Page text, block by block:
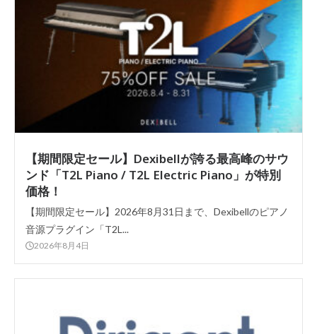
【期間限定セール】Dexibellが誇る最高峰のサウ
ンド「T2L Piano / T2L Electric Piano」が特別
価格！
【期間限定セール】2026年8月31日まで、Dexibellのピアノ
音源プラグイン「T2L...
2026年8月4日